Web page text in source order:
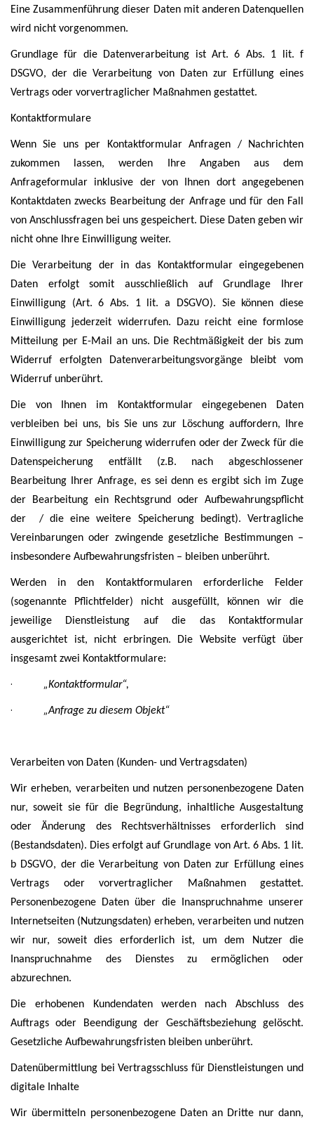
Eine Zusammenführung dieser Daten mit anderen Datenquellen
wird nicht vorgenommen.
Grundlage für die Datenverarbeitung ist Art. 6 Abs. 1 lit. f
DSGVO, der die Verarbeitung von Daten zur Erfüllung eines
Vertrags oder vorvertraglicher Maßnahmen gestattet.
Kontaktformulare
Wenn Sie uns per Kontaktformular Anfragen / Nachrichten
zukommen lassen, werden Ihre Angaben aus dem
Anfrageformular inklusive der von Ihnen dort angegebenen
Kontaktdaten zwecks Bearbeitung der Anfrage und für den Fall
von Anschlussfragen bei uns gespeichert. Diese Daten geben wir
nicht ohne Ihre Einwilligung weiter.
Die Verarbeitung der in das Kontaktformular eingegebenen
Daten erfolgt somit ausschließlich auf Grundlage Ihrer
Einwilligung (Art. 6 Abs. 1 lit. a DSGVO). Sie können diese
Einwilligung jederzeit widerrufen. Dazu reicht eine formlose
Mitteilung per E-Mail an uns. Die Rechtmäßigkeit der bis zum
Widerruf erfolgten Datenverarbeitungsvorgänge bleibt vom
Widerruf unberührt.
Die von Ihnen im Kontaktformular eingegebenen Daten
verbleiben bei uns, bis Sie uns zur Löschung auffordern, Ihre
Einwilligung zur Speicherung widerrufen oder der Zweck für die
Datenspeicherung entfällt (z.B. nach abgeschlossener
Bearbeitung Ihrer Anfrage, es sei denn es ergibt sich im Zuge
der Bearbeitung ein Rechtsgrund oder Aufbewahrungspflicht
der / die eine weitere Speicherung bedingt). Vertragliche
Vereinbarungen oder zwingende gesetzliche Bestimmungen –
insbesondere Aufbewahrungsfristen – bleiben unberührt.
Werden in den Kontaktformularen erforderliche Felder
(sogenannte Pflichtfelder) nicht ausgefüllt, können wir die
jeweilige Dienstleistung auf die das Kontaktformular
ausgerichtet ist, nicht erbringen.
Die Website verfügt über
insgesamt zwei Kontaktformulare:
· „Kontaktformular“,
· „Anfrage zu diesem Objekt“
Verarbeiten von Daten (Kunden- und Vertragsdaten)
Wir erheben, verarbeiten und nutzen personenbezogene Daten
nur, soweit sie für die Begründung, inhaltliche Ausgestaltung
oder Änderung des Rechtsverhältnisses erforderlich sind
(Bestandsdaten). Dies erfolgt auf Grundlage von Art. 6 Abs. 1 lit.
b DSGVO, der die Verarbeitung von Daten zur Erfüllung eines
Vertrags oder vorvertraglicher Maßnahmen gestattet.
Personenbezogene Daten über die Inanspruchnahme unserer
Internetseiten (Nutzungsdaten) erheben, verarbeiten und nutzen
wir nur, soweit dies erforderlich ist, um dem Nutzer die
Inanspruchnahme des Dienstes zu ermöglichen oder
abzurechnen.
Die erhobenen Kundendaten werden nach Abschluss des
Auftrags oder Beendigung der Geschäftsbeziehung gelöscht.
Gesetzliche Aufbewahrungsfristen bleiben unberührt.
Datenübermittlung bei Vertragsschluss für Dienstleistungen und
digitale Inhalte
Wir übermitteln personenbezogene Daten an Dritte nur dann,